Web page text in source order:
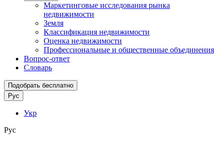
Маркетинговые исследования рынка
недвижимости
Земля
Классификация недвижимости
Оценка недвижимости
Профессиональные и общественные объединения
Вопрос-ответ
Словарь
Подобрать бесплатно
Рус
Укр
Рус